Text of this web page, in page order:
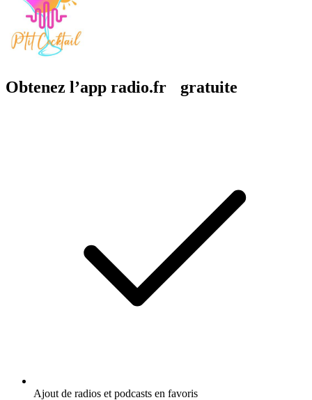
Obtenez l’app radio.fr gratuite
Ajout de radios et podcasts en favoris